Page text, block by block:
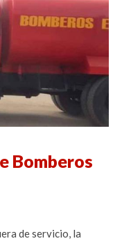
Bomberos
de servicio, la